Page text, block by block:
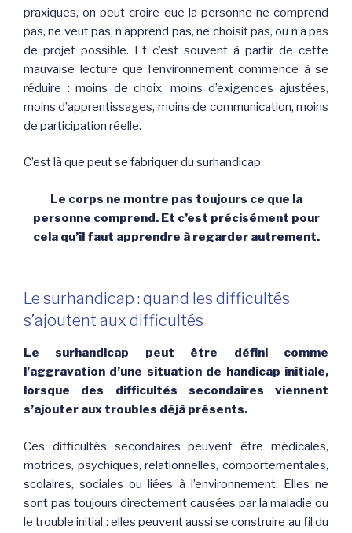
praxiques, on peut croire que la personne ne comprend
pas, ne veut pas, n’apprend pas, ne choisit pas, ou n’a pas
de projet possible. Et c’est souvent à partir de cette
mauvaise lecture que l’environnement commence à se
réduire : moins de choix, moins d’exigences ajustées,
moins d’apprentissages, moins de communication, moins
de participation réelle.
C’est là que peut se fabriquer du surhandicap.
Le corps ne montre pas toujours ce que la
personne comprend. Et c’est précisément pour
cela qu’il faut apprendre à regarder autrement.
Le surhandicap : quand les difficultés
s’ajoutent aux difficultés
Le surhandicap peut être défini comme
l’aggravation d’une situation de handicap initiale,
lorsque des difficultés secondaires viennent
s’ajouter aux troubles déjà présents.
Ces difficultés secondaires peuvent être médicales,
motrices, psychiques, relationnelles, comportementales,
scolaires, sociales ou liées à l’environnement. Elles ne
sont pas toujours directement causées par la maladie ou
le trouble initial : elles peuvent aussi se construire au fil du